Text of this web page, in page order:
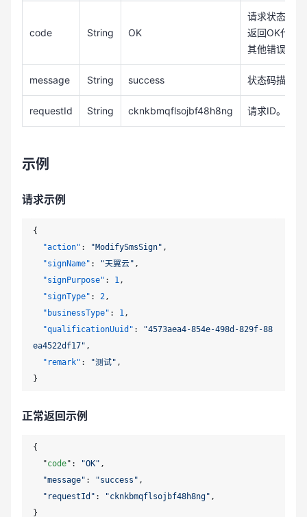
code String OK
请求状态码。
返回OK代表
其他错误码详
message String success 状态码描述。
requestId String cknkbmqflsojbf48h8ng 请求ID。
示例
请求示例
{
"action" : "ModifySmsSign" ,
"signName" : "天翼云" ,
"signPurpose" : 1,
"signType" : 2,
"businessType" : 1,
"qualificationUuid" :
"4573aea4-854e-498d-829f-88
ea4522df17" ,
"remark" : "测试" ,
}
正常返回示例
{
"code": "OK" ,
"message" : "success" ,
"requestId" : "cknkbmqflsojbf48h8ng" ,